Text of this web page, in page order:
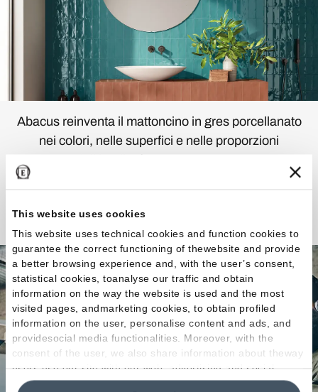
This website uses cookies
This website uses technical cookies and function cookies to
guarantee the correct functioning of thewebsite and provide
a better browsing experience and, with the user’s consent,
statistical cookies, toanalyse our traffic and obtain
information on the way the website is used and the most
visited pages, andmarketing cookies, to obtain profiled
information on the user, personalise content and ads, and
providesocial media functionalities. Moreover, with the
consent of the user, we also share information about theway
users use our site with our web, advertising and social
media analytics partners, who may combine itwith other
Abacus reinventa il mattoncino in gres porcellanato
nei colori, nelle superfici e nelle proporzioni
dell’inedito formato 7,5x20cm.